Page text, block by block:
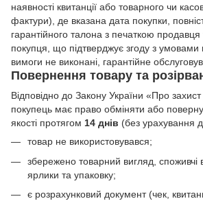
наявності квитанції або товарного чи
фактури), де вказана дата покупки,
гарантійного талона з печаткою продавця
покупця, що підтверджує згоду з умовами
вимоги не виконані, гарантійне
Повернення товару та
Відповідно до Закону України «Про
покупець має право обміняти або
якості протягом 14 днів (без урахування
товар не використовувався;
збережено товарний вигляд, споживчі
ярлики та упаковку;
є розрахунковий документ (чек,